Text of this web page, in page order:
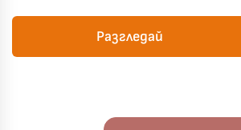
Разгледай